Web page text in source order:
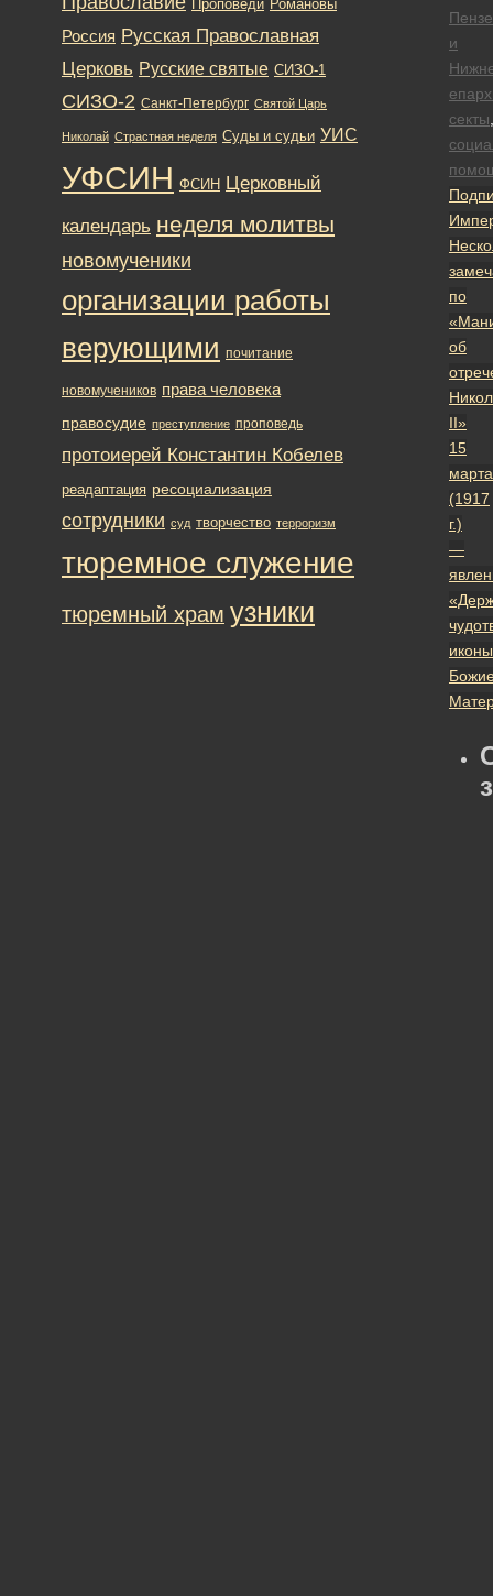
и
секты
по
об
II»
15
марта
(1917
г.)
—
иконы
Проповеди Романовы
Россия Русская Православная
Церковь Русские святые СИЗО-1
СИЗО-2 Санкт-Петербург Святой Царь
Николай Страстная неделя Суды и судьи УИС
УФСИН ФСИН Церковный
календарь неделя молитвы
новомученики
организации работы
верующими почитание
новомучеников права человека
правосудие преступление проповедь
протоиерей Константин Кобелев
реадаптация ресоциализация
сотрудники суд творчество терроризм
тюремное служение
тюремный храм узники